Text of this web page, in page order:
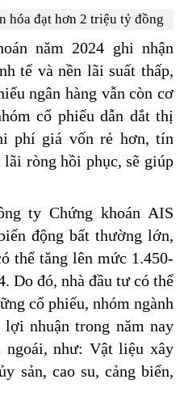
hóa đạt hơn 2 triệu tỷ đồng
năm 2024 ghi nhận
tế và nền lãi suất thấp,
ngân hàng vẫn còn cơ
cổ phiếu dẫn dắt thị
phí giá vốn rẻ hơn, tín
ròng hồi phục, sẽ giúp
ty Chứng khoán AIS
động bất thường lớn,
thể tăng lên mức 1.450-
Do đó, nhà đầu tư có thể
cổ phiếu, nhóm ngành
nhuận trong năm nay
ngoái, như: Vật liệu xây
sản, cao su, cảng biển,